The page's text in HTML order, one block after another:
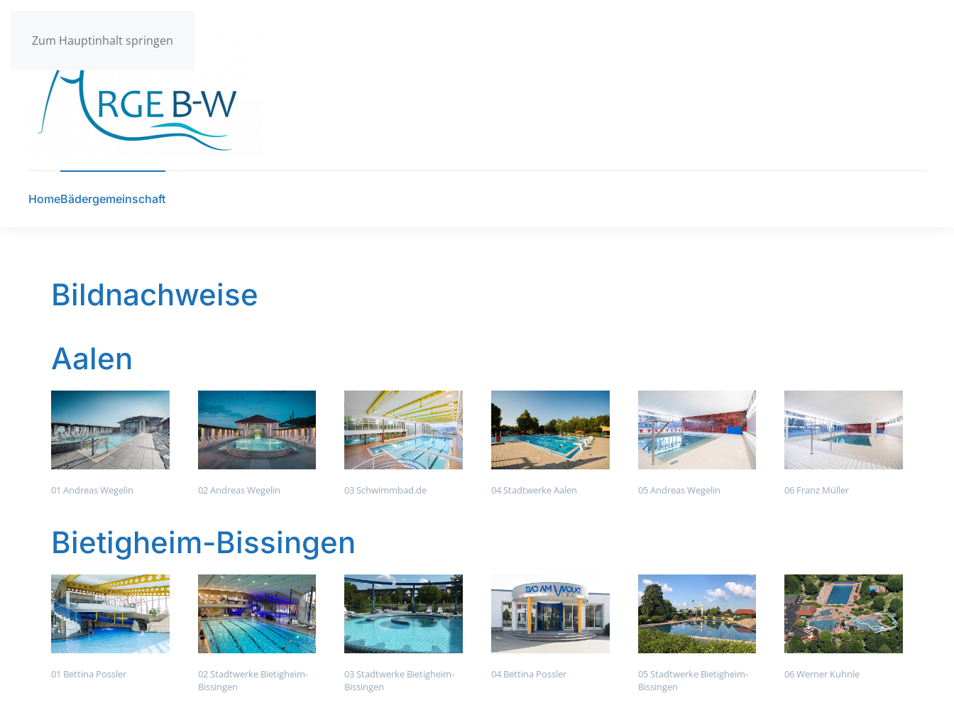
Zum Hauptinhalt springen
HomeBädergemeinschaft
Bildnachweise
Aalen
01 Andreas Wegelin 02 Andreas Wegelin 03 Schwimmbad.de 04 Stadtwerke Aalen 05 Andreas Wegelin 06 Franz Müller
Bietigheim-Bissingen
01 Bettina Possler
02 Stadtwerke Bietigheim-
Bissingen
03 Stadtwerke Bietigheim-
Bissingen
04 Bettina Possler
05 Stadtwerke Bietigheim-
Bissingen
06 Werner Kuhnle